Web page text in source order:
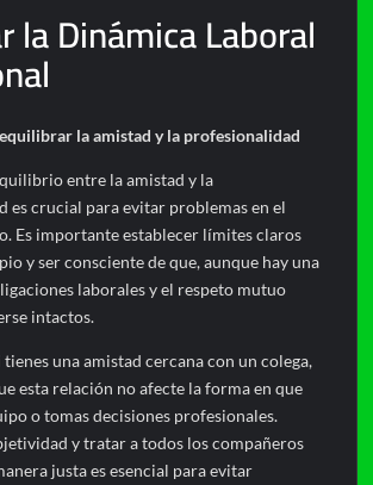
la Dinámica Laboral
la amistad y la profesionalidad
entre la amistad y la
es crucial para evitar problemas en el
Es importante establecer límites claros
y ser consciente de que, aunque hay una
laborales y el respeto mutuo
intactos.
una amistad cercana con un colega,
esta relación no afecte la forma en que
o tomas decisiones profesionales.
y tratar a todos los compañeros
justa es esencial para evitar